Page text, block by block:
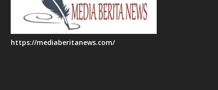
https://mediaberitanews.com/